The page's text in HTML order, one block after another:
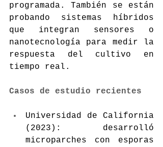
programada. También se están
probando sistemas híbridos
que integran sensores o
nanotecnología para medir la
respuesta del cultivo en
tiempo real.
Casos de estudio recientes
Universidad de California
(2023): desarrolló
microparches con esporas